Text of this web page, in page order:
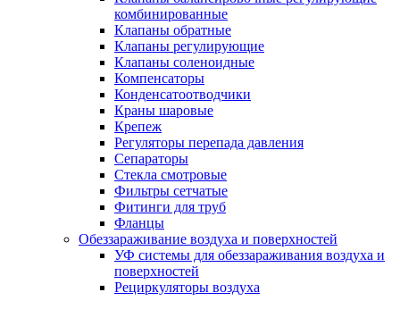
комбинированные
Клапаны обратные
Клапаны регулирующие
Клапаны соленоидные
Компенсаторы
Конденсатоотводчики
Краны шаровые
Крепеж
Регуляторы перепада давления
Сепараторы
Стекла смотровые
Фильтры сетчатые
Фитинги для труб
Фланцы
Обеззараживание воздуха и поверхностей
УФ системы для обеззараживания воздуха и
поверхностей
Рециркуляторы воздуха